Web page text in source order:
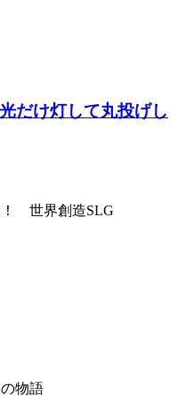
だけ灯して丸投げし
！ 世界創造SLG
物語